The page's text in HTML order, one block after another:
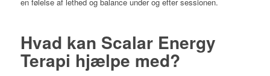
Hvad kan Scalar Energy
Terapi hjælpe med?